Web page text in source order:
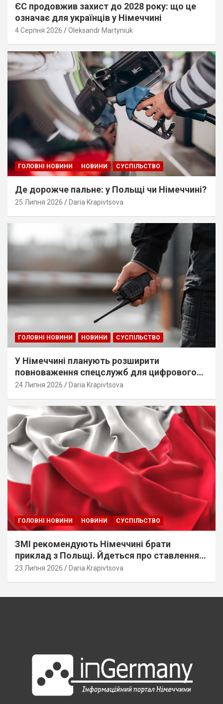
ЄС продовжив захист до 2028 року: що це
означає для українців у Німеччині
4 Серпня 2026 Oleksandr Martyniuk
ГОЛОВНІ НОВИНИ НОВИНИ СУСПІЛЬСТВО
Де дорожче пальне: у Польщі чи Німеччині?
25 Липня 2026 Daria Krapivtsova
ГОЛОВНІ НОВИНИ НОВИНИ СУСПІЛЬСТВО
У Німеччині планують розширити
повноваження спецслужб для цифрового
стеження
24 Липня 2026 Daria Krapivtsova
ГОЛОВНІ НОВИНИ НОВИНИ СУСПІЛЬСТВО
ЗМІ рекомендують Німеччині брати
приклад з Польщі. Йдеться про ставлення
до українців
23 Липня 2026 Daria Krapivtsova